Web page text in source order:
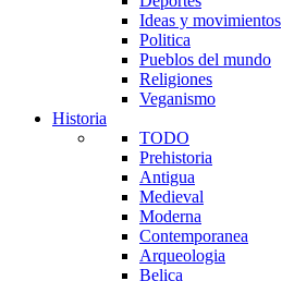
Ideas y movimientos
Politica
Pueblos del mundo
Religiones
Veganismo
Historia
TODO
Prehistoria
Antigua
Medieval
Moderna
Contemporanea
Arqueologia
Belica